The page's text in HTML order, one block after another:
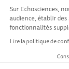
Sur Echosciences,
audience, établir
fonctionnalités
Lire la politique de
l’Union
développement
plateforme
Mentions légales